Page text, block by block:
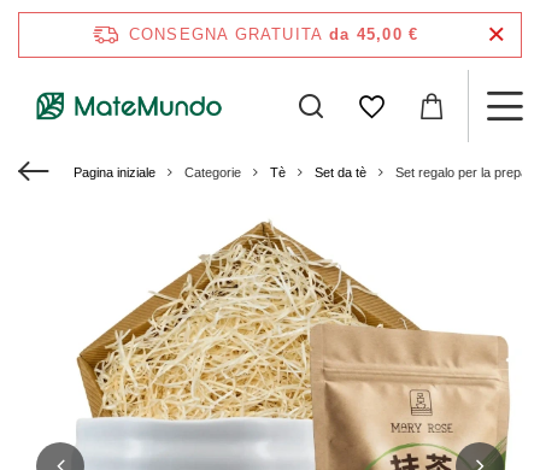
CONSEGNA GRATUITA da 45,00 €
Pagina iniziale Categorie Tè Set da tè Set regalo per la